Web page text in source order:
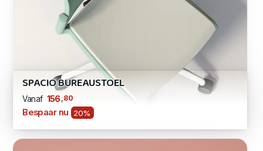
SPACIO BUREAUSTOEL
Vanaf 156,80
Bespaar nu 20%